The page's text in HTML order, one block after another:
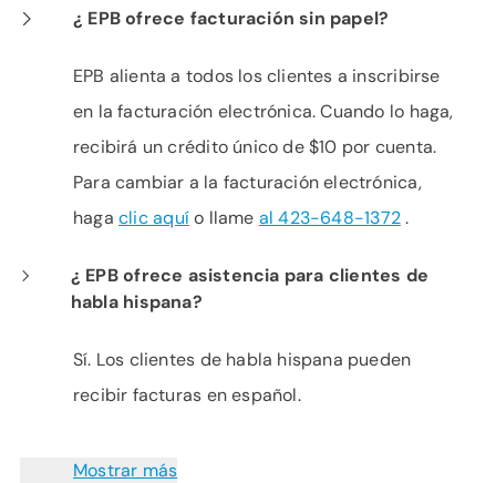
¿ EPB ofrece facturación sin papel?
EPB alienta a todos los clientes a inscribirse
en la facturación electrónica. Cuando lo haga,
recibirá un crédito único de $10 por cuenta.
Para cambiar a la facturación electrónica,
hagaclic aquío llame al 423-648-1372.
¿ EPB ofrece asistencia para clientes de
habla hispana?
Sí. Los clientes de habla hispana pueden
recibir facturas en español.
Mostrar más